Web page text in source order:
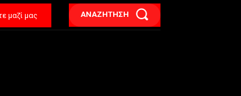
μαζί μας ΑΝΑΖΗΤΗΣΗ